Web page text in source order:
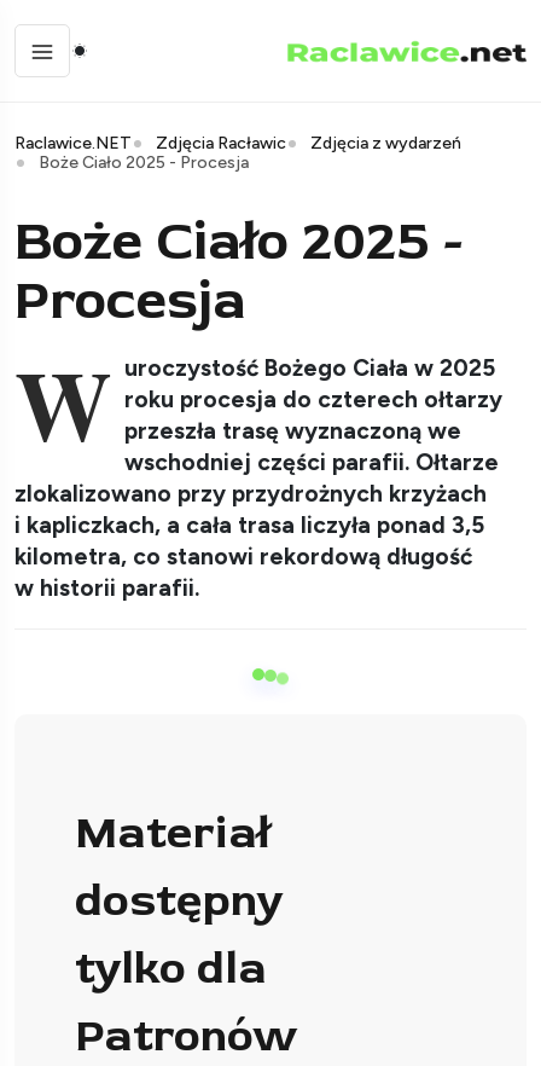
Raclawice.NET Zdjęcia Racławic
Zdjęcia z wydarzeń
Boże Ciało 2025 - Procesja
Boże Ciało 2025 -
Procesja
W uroczystość Bożego Ciała w 2025
roku procesja do czterech ołtarzy
przeszła trasę wyznaczoną we
wschodniej części parafii. Ołtarze
zlokalizowano przy przydrożnych krzyżach
i kapliczkach, a cała trasa liczyła ponad 3,5
kilometra, co stanowi rekordową długość
w historii parafii.
Materiał
dostępny
tylko dla
Patronów